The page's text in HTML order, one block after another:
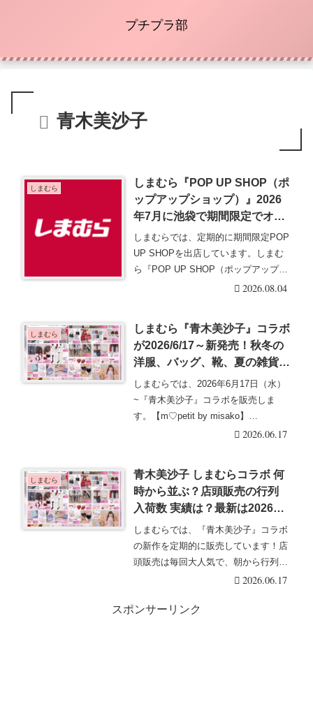
プチプラ部
青木美沙子
しまむら
しまむら『POP UP SHOP（ポ
ップアップショップ）』2026
年7月に池袋で期間限定でオー
プン！インフルエンサー新作
も！内容・開催場所・現地の様
子まとめ！
しまむらでは、定期的に期間限定POP
UP SHOPを出店しています。しまむ
ら『POP UP SHOP（ポップアップシ
2026.08.04
しまむら
しまむら『青木美沙子』コラボ
が2026/6/17～新発売！秋冬の
洋服、バッグ、靴、夏の雑貨、
レイングッズ、ルームも！品
番、販売方法、再販売は？
しまむらでは、2026年6月17日（水）
~『青木美沙子』コラボを販売しま
す。【m♡petit by misako】
2026.06.17
しまむら
青木美沙子 しまむらコラボ 何
時から並ぶ？店頭販売の行列
入荷数 実績は？最新は2026年6
月17日（水）より新発売！
しまむらでは、『青木美沙子』コラボ
の新作を定期的に販売しています！店
頭販売は毎回大人気で、朝から行列＆
整理券の配布も実施・・・続きを読む
2026.06.17
スポンサーリンク